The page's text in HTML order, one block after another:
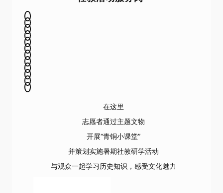
在这里
志愿者通过主题文物
开展“青铜小课堂”
并策划实施暑期社教研学活动
与观众一起学习历史知识，感受文化魅力